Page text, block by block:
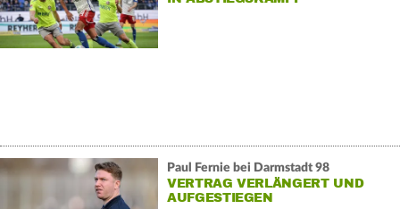
Paul Fernie bei Darmstadt 98
VERTRAG VERLÄNGERT UND
AUFGESTIEGEN